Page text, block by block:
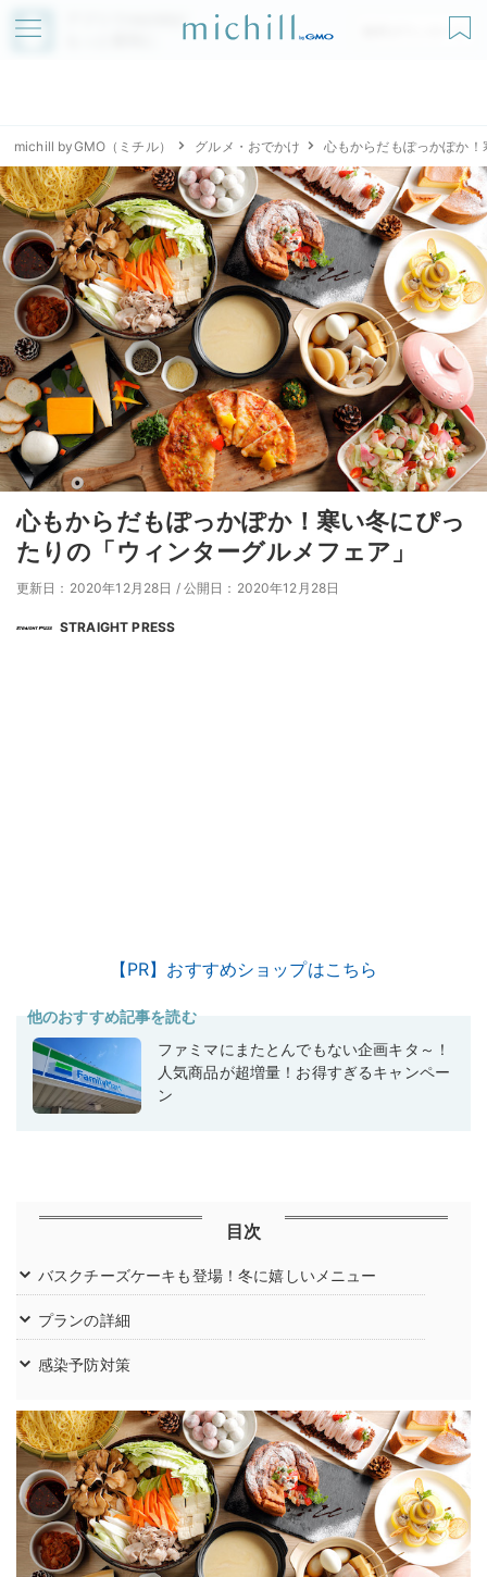
アプリでmichillが
無料ダウンロード
michill byGMO（ミチル） グルメ・おでかけ 心もからだもぽっかぽか
心もからだもぽっかぽか！寒い冬にぴっ
たりの「ウィンターグルメフェア」
更新日：2020年12月28日 / 公開日：2020年12月28日
STRAIGHT PRESS
【PR】おすすめショップはこちら
他のおすすめ記事を読む
ファミマにまたとんでもない企画キタ～！
人気商品が超増量！お得すぎるキャンペー
ン
目次
バスクチーズケーキも登場！冬に嬉しいメニュー
プランの詳細
感染予防対策